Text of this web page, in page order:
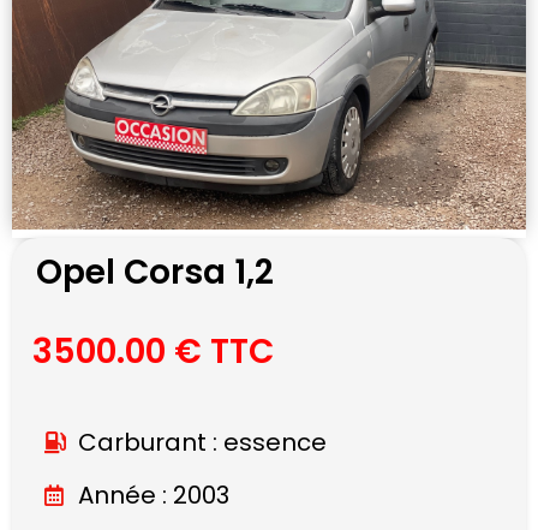
Opel Corsa 1,2
3500.00 € TTC
Carburant : essence
Année : 2003